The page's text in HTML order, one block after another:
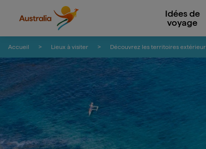
Idées de
voyage
Accueil Lieux à visiter Découvrez les territoires